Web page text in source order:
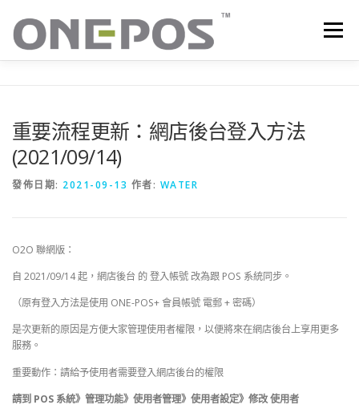
選單
技術支援 客戶感謝語
重要流程更新：網店後台登入方法
(2021/09/14)
發佈日期: 2021-09-13 作者: WATER
O2O 聯網版：
自 2021/09/14 起，網店後台 的 登入帳號 改為跟 POS 系統同步。
（原有登入方法是使用 ONE-POS+ 會員帳號 電郵 + 密碼）
是次更新的原因是方便大家管理使用者權限，以便將來在網店後台上享用更多
服務。
重要動作：請給予使用者需要登入網店後台的權限
請到 POS 系統》管理功能》使用者管理》使用者設定》修改 使用者